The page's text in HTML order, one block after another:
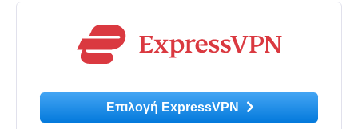
Επιλογή ExpressVPN